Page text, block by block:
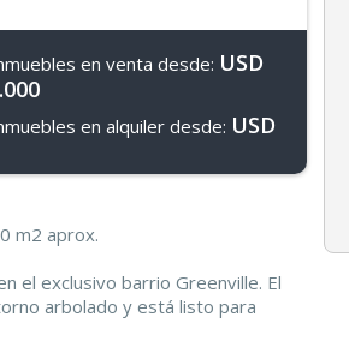
en venta desde: USD
en alquiler desde: USD
m2 aprox.
el exclusivo barrio Greenville. El
arbolado y está listo para